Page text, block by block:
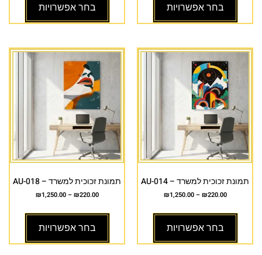
בחר אפשרויות בחר אפשרויות
תמונת זכוכית למשרד – AU-014
₪220.00
–
₪1,250.00
בחר אפשרויות
תמונת זכוכית למשרד – AU-018
₪220.00
–
₪1,250.00
בחר אפשרויות